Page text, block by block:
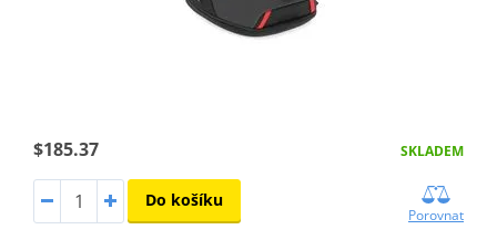
$185.37 SKLADEM
Do košíku
Porovnat